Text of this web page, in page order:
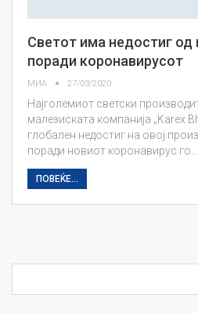
Светот има недостиг од
поради коронавирусот
МИА 27/03/2020
Најголемиот светски
малезиската компанија „Karex
глобален недостиг на овој
поради новиот коронавирус го…
ПОВЕЌЕ...